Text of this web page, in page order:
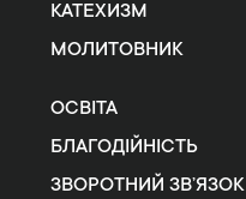
КАТЕХИЗМ
МОЛИТОВНИК
ОСВІТА
БЛАГОДІЙНІСТЬ
ЗВОРОТНИЙ ЗВ’ЯЗОК